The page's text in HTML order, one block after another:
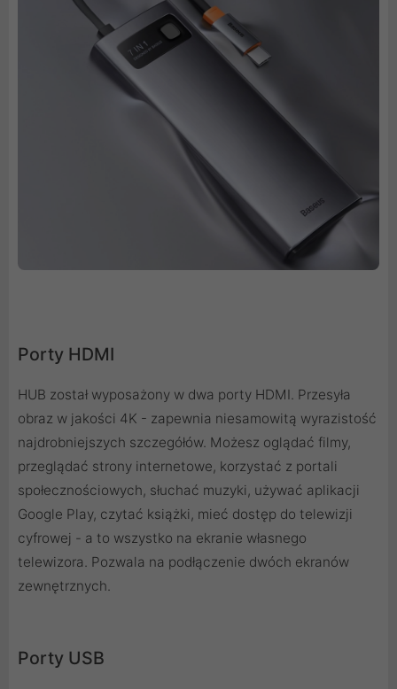
Porty HDMI
HUB został wyposażony w dwa porty HDMI. Przesyła
obraz w jakości 4K - zapewnia niesamowitą wyrazistość
najdrobniejszych szczegółów. Możesz oglądać filmy,
przeglądać strony internetowe, korzystać z portali
społecznościowych, słuchać muzyki, używać aplikacji
Google Play, czytać książki, mieć dostęp do telewizji
cyfrowej - a to wszystko na ekranie własnego
telewizora. Pozwala na podłączenie dwóch ekranów
zewnętrznych.
Porty USB